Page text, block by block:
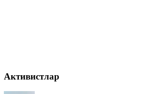
Активистлар